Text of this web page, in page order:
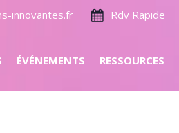
innovantes.fr Rdv Rapide
ÉVÉNEMENTS RESSOURCES